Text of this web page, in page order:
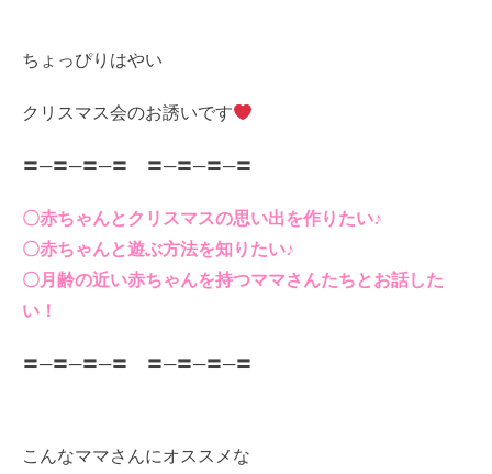
ちょっぴりはやい
クリスマス会のお誘いです
〓─〓─〓─〓 〓─〓─〓─〓
〇赤ちゃんとクリスマスの思い出を作りたい♪
〇赤ちゃんと遊ぶ方法を知りたい♪
〇月齢の近い赤ちゃんを持つママさんたちとお話した
い！
〓─〓─〓─〓 〓─〓─〓─〓
こんなママさんにオススメな